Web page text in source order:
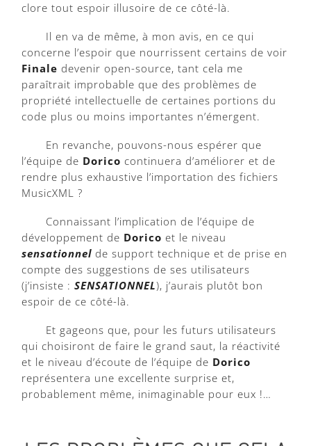
clore tout espoir illusoire de ce côté-là.
Il en va de même, à mon avis, en ce qui
concerne l’espoir que nourrissent certains de voir
Finale devenir open-source, tant cela me
paraîtrait improbable que des problèmes de
propriété intellectuelle de certaines portions du
code plus ou moins importantes n’émergent.
En revanche, pouvons-nous espérer que
l’équipe de Dorico continuera d’améliorer et de
rendre plus exhaustive l’importation des fichiers
MusicXML ?
Connaissant l’implication de l’équipe de
développement de Dorico et le niveau
sensationnel de support technique et de prise en
compte des suggestions de ses utilisateurs
(j’insiste : SENSATIONNEL), j’aurais plutôt bon
espoir de ce côté-là.
Et gageons que, pour les futurs utilisateurs
qui choisiront de faire le grand saut, la réactivité
et le niveau d’écoute de l’équipe de Dorico
représentera une excellente surprise et,
probablement même, inimaginable pour eux !…